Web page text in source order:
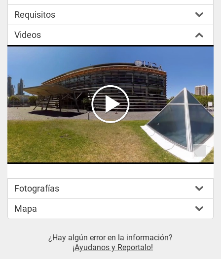
Requisitos
Videos
Fotografías
Mapa
¿Hay algún error en la información?
¡Ayudanos y Reportalo!